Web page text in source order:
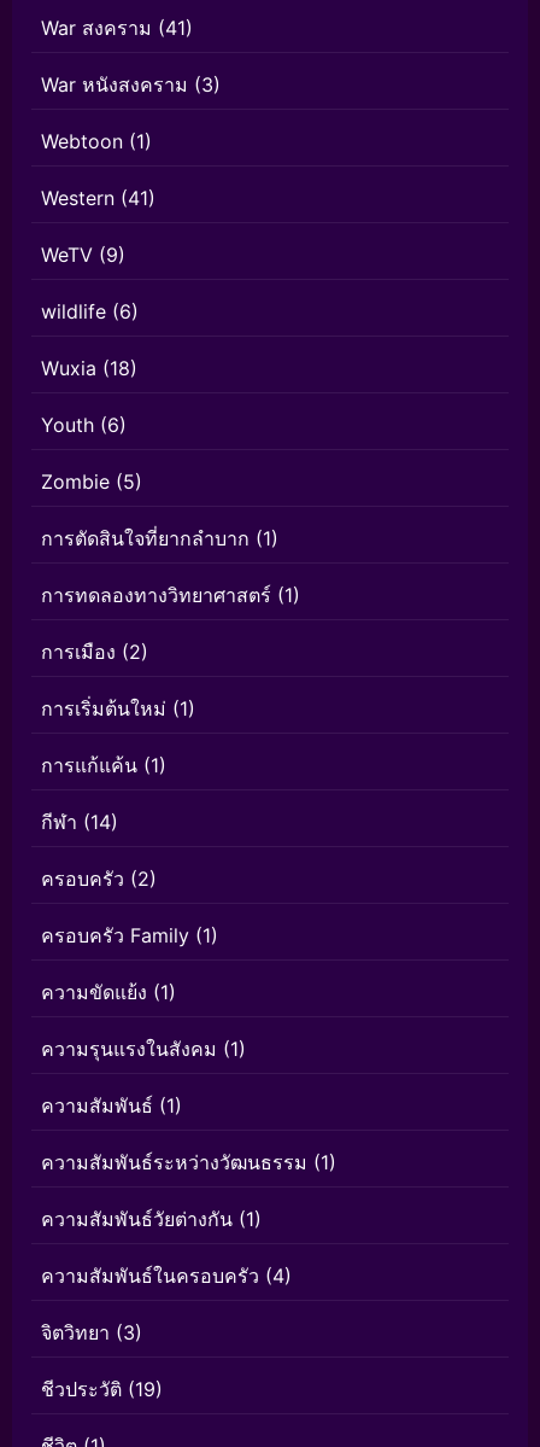
War สงคราม (41)
War หนังสงคราม (3)
Webtoon (1)
Western (41)
WeTV (9)
wildlife (6)
Wuxia (18)
Youth (6)
Zombie (5)
การตัดสินใจที่ยากลำบาก (1)
การทดลองทางวิทยาศาสตร์ (1)
การเมือง (2)
การเริ่มต้นใหม่ (1)
การแก้แค้น (1)
กีฬา (14)
ครอบครัว (2)
ครอบครัว Family (1)
ความขัดแย้ง (1)
ความรุนแรงในสังคม (1)
ความสัมพันธ์ (1)
ความสัมพันธ์ระหว่างวัฒนธรรม (1)
ความสัมพันธ์วัยต่างกัน (1)
ความสัมพันธ์ในครอบครัว (4)
จิตวิทยา (3)
ชีวประวัติ (19)